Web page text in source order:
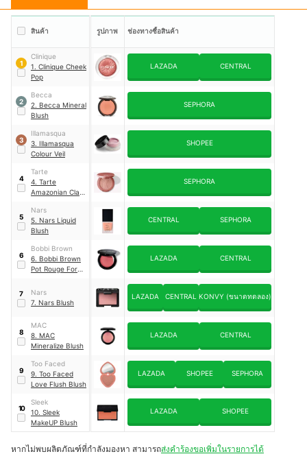
สินค้า รูปภาพ ช่องทางซื้อสินค้า
1
Clinique
1. Clinique Cheek
Pop
LAZADA CENTRAL
2
Becca
2. Becca Mineral
Blush
SEPHORA
3
Illamasqua
3. Illamasqua
Colour Veil
SHOPEE
4
Tarte
4. Tarte
Amazonian Clay
SEPHORA
5
Nars
5. Nars Liquid
Blush
CENTRAL SEPHORA
6
Bobbi Brown
6. Bobbi Brown
Pot Rouge For
LAZADA CENTRAL
7
Nars
7. Nars Blush
LAZADA CENTRAL KONVY (ขนาดทดลอง)
8
MAC
8. MAC
Mineralize Blush
LAZADA CENTRAL
9
Too Faced
9. Too Faced
Love Flush Blush
LAZADA SHOPEE SEPHORA
10
Sleek
10. Sleek
MakeUP Blush
LAZADA SHOPEE
หากไม่พบผลิตภัณฑ์ที่กำลังมองหา สามารถส่งคำร้องขอเพิ่มในรายการได้